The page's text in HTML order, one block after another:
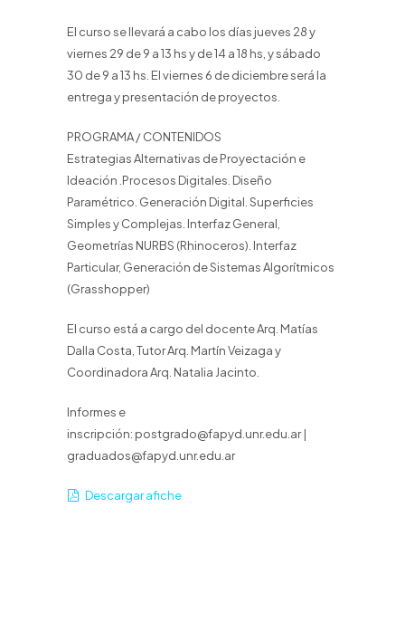
El curso se llevará a cabo los días jueves 28 y
viernes 29 de 9 a 13 hs y de 14 a 18 hs, y sábado
30 de 9 a 13 hs. El viernes 6 de diciembre será la
entrega y presentación de proyectos.
PROGRAMA / CONTENIDOS
Estrategias Alternativas de Proyectación e
Ideación .Procesos Digitales. Diseño
Paramétrico. Generación Digital. Superficies
Simples y Complejas. Interfaz General,
Geometrías NURBS (Rhinoceros). Interfaz
Particular, Generación de Sistemas Algorítmicos
(Grasshopper)
El curso está a cargo del docente Arq. Matías
Dalla Costa, Tutor Arq. Martín Veizaga y
Coordinadora Arq. Natalia Jacinto.
Informes e
inscripción: postgrado@fapyd.unr.edu.ar |
graduados@fapyd.unr.edu.ar
Descargar afiche